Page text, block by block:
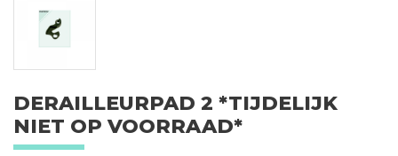
DERAILLEURPAD 2 *TIJDELIJK
NIET OP VOORRAAD*